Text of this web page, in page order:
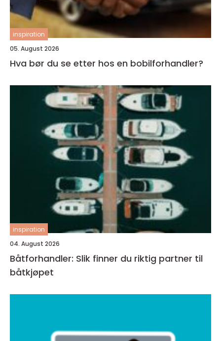
inspiration
05. August 2026
Hva bør du se etter hos en bobilforhandler?
inspiration
04. August 2026
Båtforhandler: Slik finner du riktig partner til
båtkjøpet